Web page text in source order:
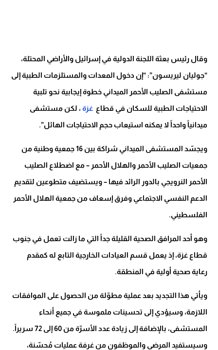
وقال رئيس بعثة اللجنة الدولية في إسرائيل والأراضي المحتلة،
“جوليان ليريسون”: “إن دخول المعدات والمستلزمات الطبية إلى
مستشفى الصليب الأحمر الميداني خطوة إيجابية نحو تلبية
الاحتياجات الطبية للسكان في قطاع غزة ، لكن مستشفى
ميدانياً واحداً لا يمكنه استيعاب حجم الاحتياجات الهائل”.
ويجسّد المستشفى الميداني شراكة بين 16 جمعية وطنية من
جمعيات الصليب الأحمر والهلال الأحمر – مع اضطلاع الصليب
الأحمر النرويجي بالدور الرائد فيها – ويستضيف متطوعين لتقديم
الدعم النفسي الاجتماعي وفرق إسعاف من جمعية الهلال الأحمر
الفلسطيني.
وهو أحد المرافق الصحية القليلة جداً التي ما زالت تعمل في جنوب
قطاع غزة، إذ يعمل قسم العيادات الخارجية التابع له كمقدم
رعاية صحية أولية في المنطقة.
ويأتي هذا التجديد بعد عملية مطوّلة من الحصول على الموافقات
اللازمة، وسيؤدي إلى تحسينات ملموسة في جميع أنحاء
المستشفى، بالإضافة إلى زيادة عدد الأسرّة من 60 إلى 72 سريراً.
وسيستفيد المرضى والموظفون من غرفة عمليات مُحسّنة،